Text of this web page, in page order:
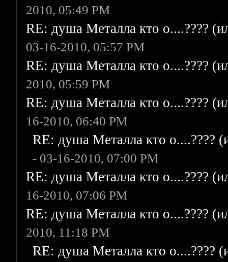
2010, 05:49 PM
RE: душа Металла кто о....????
03-16-2010, 05:57 PM
RE: душа Металла кто о....????
2010, 05:59 PM
RE: душа Металла кто о....????
16-2010, 06:40 PM
RE: душа Металла кто о....????
- 03-16-2010, 07:00 PM
RE: душа Металла кто о....????
16-2010, 07:06 PM
RE: душа Металла кто о....????
2010, 11:18 PM
RE: душа Металла кто о....????